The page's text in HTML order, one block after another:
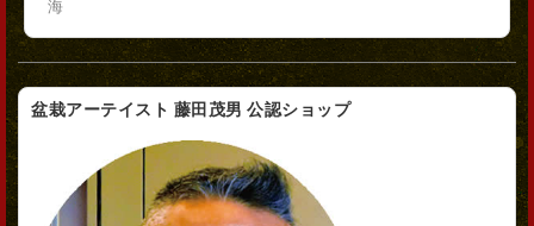
海
盆栽アーテイスト 藤田茂男 公認ショップ